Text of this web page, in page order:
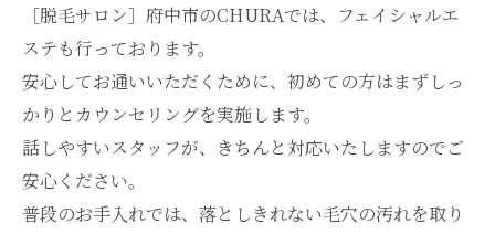
［脱毛サロン］府中市のCHURAでは、フェイシャルエ
ステも行っております。
安心してお通いいただくために、初めての方はまずしっ
かりとカウンセリングを実施します。
話しやすいスタッフが、きちんと対応いたしますのでご
安心ください。
普段のお手入れでは、落としきれない毛穴の汚れを取り